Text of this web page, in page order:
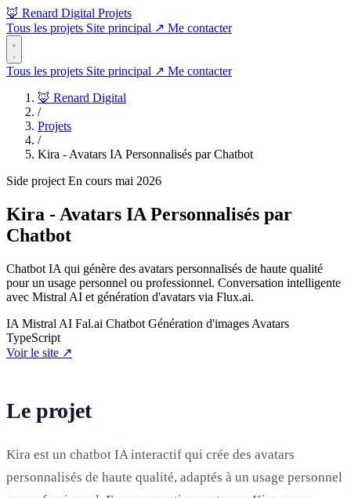
🦊 Renard Digital Projets
Tous les projets Site principal ↗ Me contacter
Tous les projets Site principal ↗ Me contacter
🦊 Renard Digital
/
Projets
/
Kira - Avatars IA Personnalisés par Chatbot
Side project En cours mai 2026
Kira - Avatars IA Personnalisés par
Chatbot
Chatbot IA qui génère des avatars personnalisés de haute qualité
pour un usage personnel ou professionnel. Conversation intelligente
avec Mistral AI et génération d'avatars via Flux.ai.
IA Mistral AI Fal.ai Chatbot Génération d'images Avatars
TypeScript
Voir le site ↗
Le projet
Kira est un chatbot IA interactif qui crée des avatars
personnalisés de haute qualité, adaptés à un usage personnel